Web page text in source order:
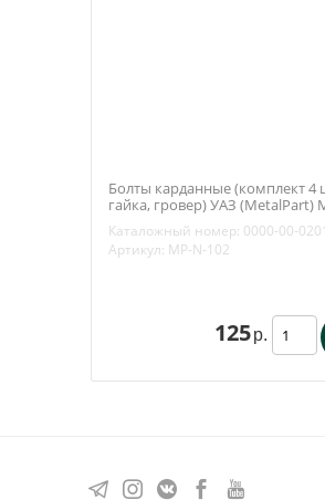
Болты карданные (комплект 4
гайка, гровер) УАЗ (MetalPart)
Каталожный номер: 0000-00-
Артикул: МР-N-102
125 р.